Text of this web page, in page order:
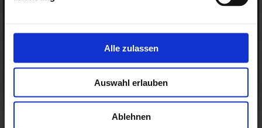
Alle zulassen
Auswahl erlauben
Ablehnen